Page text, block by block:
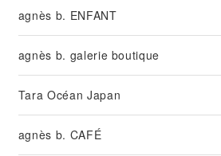
agnès b. ENFANT
agnès b. galerie boutique
Tara Océan Japan
agnès b. CAFÉ